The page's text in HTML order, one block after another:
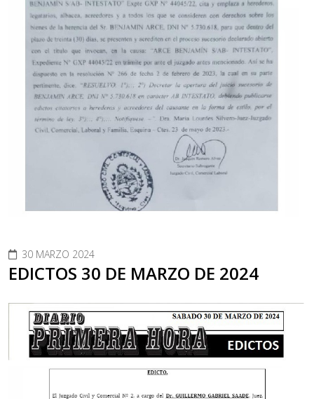
30 MARZO 2024
EDICTOS 30 DE MARZO DE 2024